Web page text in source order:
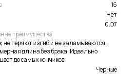
16
Нет
0.07
преимущества
не теряют изгиб и не заламываются.
длина без брака. Идеально
до самых кончиков
Черные